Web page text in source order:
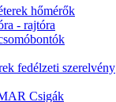
hőmérők
- rajtóra
fedélzeti szerelvény
Csigák